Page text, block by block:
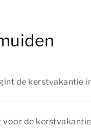
de kerstvakantie
voor de